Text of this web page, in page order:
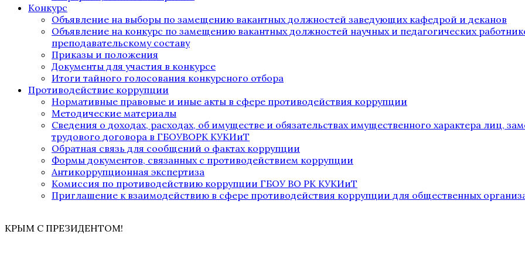
Конкурс
Объявление на выборы по замещению вакантных должностей заведующих кафедрой и деканов
Объявление на конкурс по замещению вакантных должностей научных и педагогических
преподавательскому составу
Приказы и положения
Документы для участия в конкурсе
Итоги тайного голосования конкурсного отбора
Противодействие коррупции
Нормативные правовые и иные акты в сфере противодействия коррупции
Методические материалы
Сведения о доходах, расходах, об имуществе и обязательствах имущественного характера лиц,
трудового договора в ГБОУВОРК КУКИиТ
Обратная связь для сообщений о фактах коррупции
Формы документов, связанных с противодействием коррупции
Антикоррупционная экспертиза
Комиссия по противодействию коррупции ГБОУ ВО РК КУКИиТ
Приглашение к взаимодействию в сфере противодействия коррупции для общественных
КРЫМ С ПРЕЗИДЕНТОМ!